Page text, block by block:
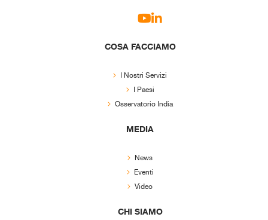
COSA FACCIAMO
I Nostri Servizi
I Paesi
Osservatorio India
MEDIA
News
Eventi
Video
CHI SIAMO